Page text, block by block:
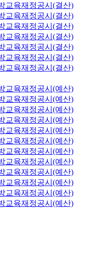
교육재정공시(결산)
교육재정공시(결산)
교육재정공시(결산)
교육재정공시(결산)
교육재정공시(결산)
교육재정공시(결산)
교육재정공시(결산)
교육재정공시(예산)
교육재정공시(예산)
교육재정공시(예산)
교육재정공시(예산)
교육재정공시(예산)
교육재정공시(예산)
교육재정공시(예산)
교육재정공시(예산)
교육재정공시(예산)
교육재정공시(예산)
교육재정공시(예산)
교육재정공시(예산)